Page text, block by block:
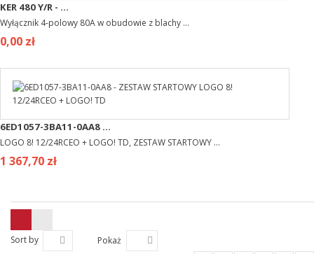
KER 480 Y/R - ...
Wyłącznik 4-polowy 80A w obudowie z blachy ...
0,00 zł
6ED1057-3BA11-0AA8 ...
LOGO 8! 12/24RCEO + LOGO! TD, ZESTAW STARTOWY ...
1 367,70 zł
Sort by
Pokaż